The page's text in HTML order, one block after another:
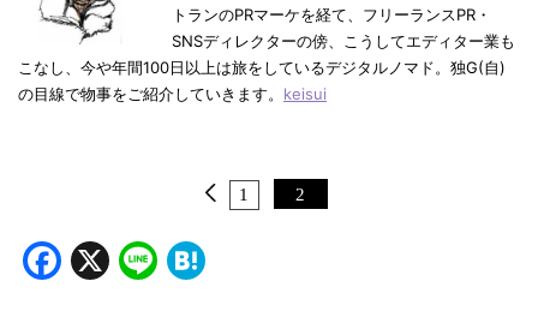
トランのPRマーケを経て、フリーランスPR・
SNSディレクターの傍、こうしてエディター業も
こなし、今や年間100日以上は旅をしているデジタルノマド。独G(自)
の目線で物事をご紹介していきます。 keisui
1 2
Facebook
X Line